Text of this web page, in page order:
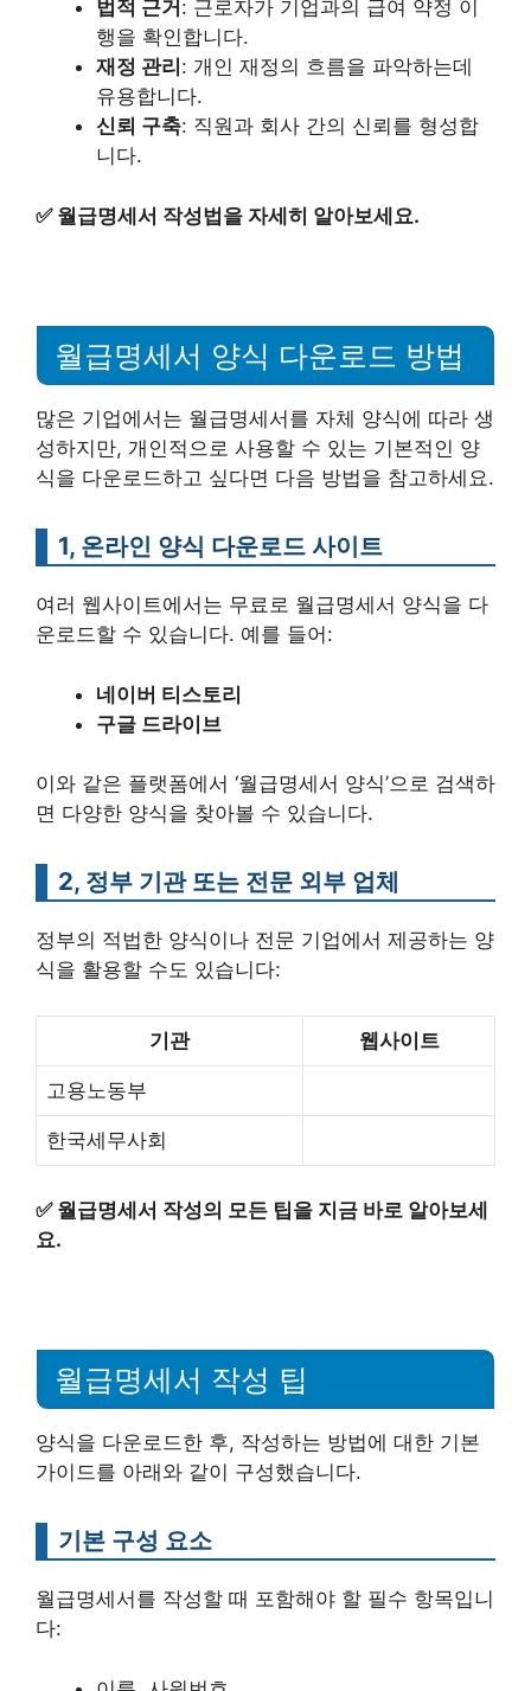
법적 근거 : 근로자가 기업과의 급여 약정 이
행을 확인합니다.
재정 관리 : 개인 재정의 흐름을 파악하는데
유용합니다.
신뢰 구축: 직원과 회사 간의 신뢰를 형성합
니다.
✅ 월급명세서 작성법을 자세히 알아보세요.
월급명세서 양식 다운로드 방법
많은 기업에서는 월급명세서를 자체 양식에 따라 생
성하지만, 개인적으로 사용할 수 있는 기본적인 양
식을 다운로드하고 싶다면 다음 방법을 참고하세요.
1, 온라인 양식 다운로드 사이트
여러 웹사이트에서는 무료로 월급명세서 양식을 다
운로드할 수 있습니다. 예를 들어:
네이버 티스토리
구글 드라이브
이와 같은 플랫폼에서 ‘월급명세서 양식’으로 검색하
면 다양한 양식을 찾아볼 수 있습니다.
2, 정부 기관 또는 전문 외부 업체
정부의 적법한 양식이나 전문 기업에서 제공하는 양
식을 활용할 수도 있습니다:
기관 웹사이트
고용노동부
한국세무사회
✅ 월급명세서 작성의 모든 팁을 지금 바로 알아보세
요.
월급명세서 작성 팁
양식을 다운로드한 후, 작성하는 방법에 대한 기본
가이드를 아래와 같이 구성했습니다.
기본 구성 요소
월급명세서를 작성할 때 포함해야 할 필수 항목입니
다: